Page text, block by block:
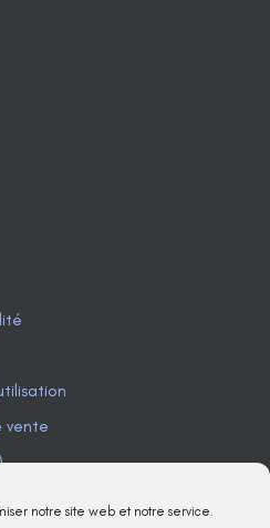
notre site web et notre service.
vente